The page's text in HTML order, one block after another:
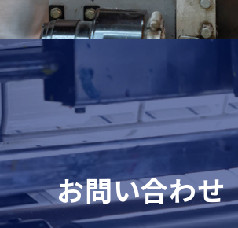
お問い合わせ